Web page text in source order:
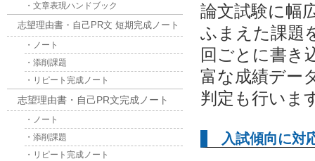
・文章表現ハンドブック
志望理由書・自己PR文 短期完成ノート
・ノート
・添削課題
・リピート完成ノート
志望理由書・自己PR文完成ノート
・ノート
・添削課題
・リピート完成ノート
論文試験に幅
ふまえた課題
回ごとに書き
富な成績デー
判定も行いま
入試傾向に対